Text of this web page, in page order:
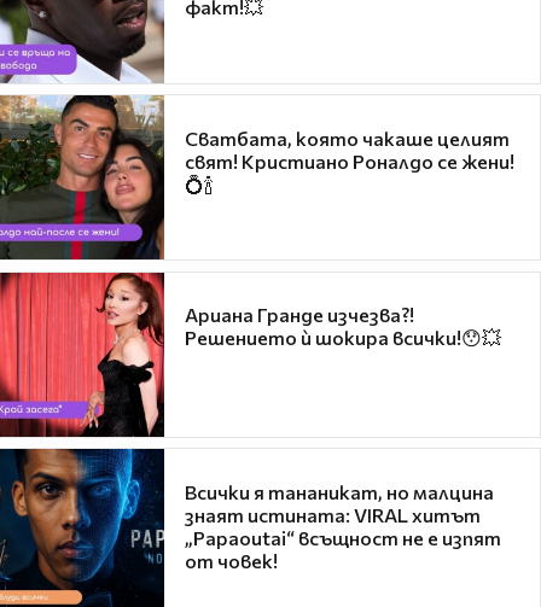
факт!💥
Сватбата, която чакаше целият
свят! Кристиано Роналдо се жени!
💍🍾
Ариана Гранде изчезва?!
Решението ѝ шокира всички!😯💥
Всички я тананикат, но малцина
знаят истината: VIRAL хитът
„Papaoutai“ всъщност не е изпят
от човек!